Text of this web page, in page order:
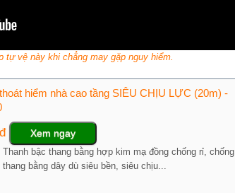
tự vệ này khi chẳng may gặp nguy hiểm.
hiểm nhà cao tầng SIÊU CHỊU LỰC (20m) -
Xem ngay
Thanh bậc thang bằng hợp kim mạ đồng chống rỉ, chống
bằng dây dù siêu bền, siêu chịu...